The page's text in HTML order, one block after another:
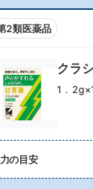
2類医薬品
クラ
1．
の目安